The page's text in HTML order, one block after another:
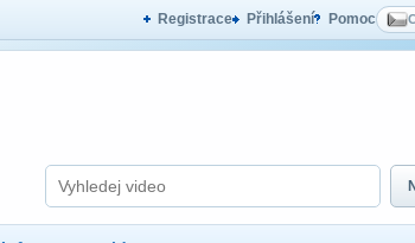
Registrace Přihlášení Pomoc